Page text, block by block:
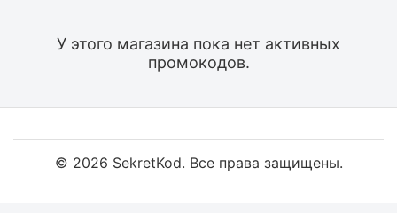
У этого магазина пока нет активных
промокодов.
© 2026 SekretKod. Все права защищены.